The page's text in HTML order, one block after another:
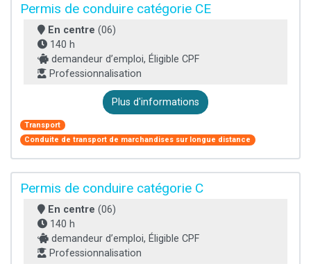
Permis de conduire catégorie CE
En centre (06)
140 h
demandeur d’emploi, Éligible CPF
Professionnalisation
Plus d'informations
Transport
Conduite de transport de marchandises sur longue distance
Permis de conduire catégorie C
En centre (06)
140 h
demandeur d’emploi, Éligible CPF
Professionnalisation